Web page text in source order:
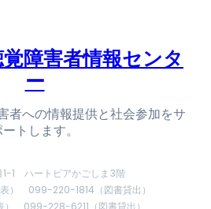
障害者情報センタ
ー
者への情報提供と社会参加をサ
トします。
1-1 ハートピアかごしま3階
） 099-220-1814（図書貸出）